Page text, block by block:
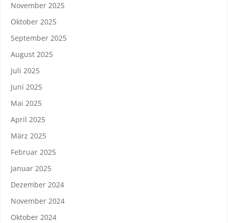
November 2025
Oktober 2025
September 2025
August 2025
Juli 2025
Juni 2025
Mai 2025
April 2025
März 2025
Februar 2025
Januar 2025
Dezember 2024
November 2024
Oktober 2024